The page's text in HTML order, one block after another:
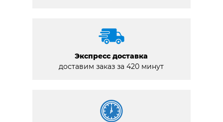
Экспресс доставка
доставим заказ за 420 минут